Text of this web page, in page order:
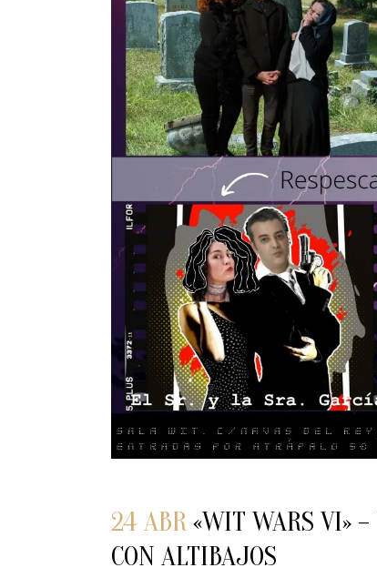
24 ABR «WIT WARS VI»
CON ALTIBAJOS